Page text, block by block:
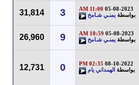
05-08-2023
11:00 AM
بواسطة يمنـي شـامخ 3
31,814
05-08-2023
10:59 AM
بواسطة يمنـي شـامخ 9
26,960
08-10-2022
02:35 PM
بواسطة
الهمداني يام 0
12,731